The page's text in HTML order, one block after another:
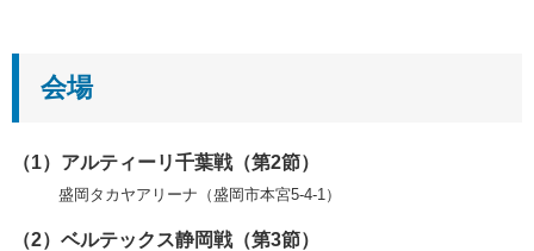
会場
（1）アルティーリ千葉戦（第2節）
盛岡タカヤアリーナ（盛岡市本宮5-4-1）
（2）ベルテックス静岡戦（第3節）